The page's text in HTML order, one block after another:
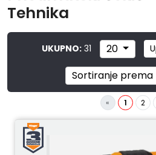
Tehnika
UKUPNO: 31 20
Sortiranje prema
« 1 2